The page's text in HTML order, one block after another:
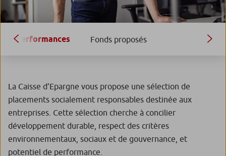
Performances Fonds proposés
La Caisse d’Epargne vous propose une sélection de
placements socialement responsables destinée aux
entreprises. Cette sélection cherche à concilier
développement durable, respect des critères
environnementaux, sociaux et de gouvernance, et
potentiel de performance.